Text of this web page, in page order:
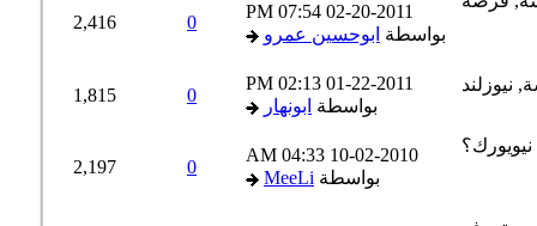
02-20-2011
07:54 PM
بواسطةابوحسين عمرو
2,416
01-22-2011
02:13 PM
بواسطةابونهار
1,815
10-02-2010
04:33 AM
بواسطةMeeLi
2,197